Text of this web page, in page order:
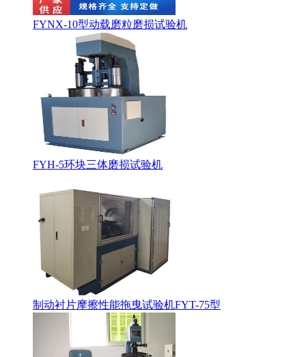
FYNX-10型动载磨粒磨损试验机
FYH-5环块三体磨损试验机
制动衬片摩擦性能拖曳试验机FYT-75型